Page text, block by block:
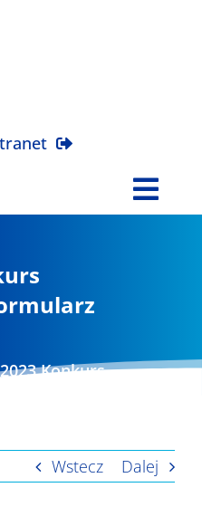
Konkurs
zgłoszeniowy
Wstecz Dalej